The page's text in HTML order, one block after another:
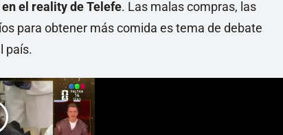
el reality de Telefe. Las malas compras, las
para obtener más comida es tema de debate
país.